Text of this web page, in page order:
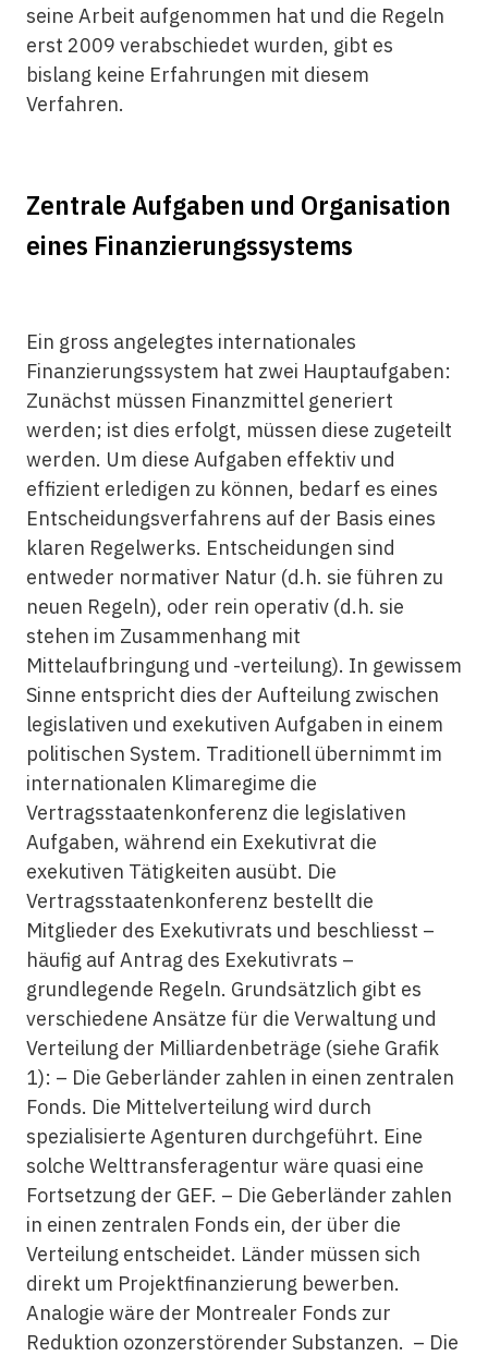
seine Arbeit aufgenommen hat und die Regeln
erst 2009 verabschiedet wurden, gibt es
bislang keine Erfahrungen mit diesem
Verfahren.
Zentrale Aufgaben und Organisation
eines Finanzierungssystems
Ein gross angelegtes internationales
Finanzierungssystem hat zwei Hauptaufgaben:
Zunächst müssen Finanzmittel generiert
werden; ist dies erfolgt, müssen diese zugeteilt
werden. Um diese Aufgaben effektiv und
effizient erledigen zu können, bedarf es eines
Entscheidungsverfahrens auf der Basis eines
klaren Regelwerks. Entscheidungen sind
entweder normativer Natur (d.h. sie führen zu
neuen Regeln), oder rein operativ (d.h. sie
stehen im Zusammenhang mit
Mittelaufbringung und -verteilung). In gewissem
Sinne entspricht dies der Aufteilung zwischen
legislativen und exekutiven Aufgaben in einem
politischen System. Traditionell übernimmt im
internationalen Klimaregime die
Vertragsstaatenkonferenz die legislativen
Aufgaben, während ein Exekutivrat die
exekutiven Tätigkeiten ausübt. Die
Vertragsstaatenkonferenz bestellt die
Mitglieder des Exekutivrats und beschliesst –
häufig auf Antrag des Exekutivrats –
grundlegende Regeln. Grundsätzlich gibt es
verschiedene Ansätze für die Verwaltung und
Verteilung der Milliardenbeträge (siehe Grafik
1): – Die Geberländer zahlen in einen zentralen
Fonds. Die Mittelverteilung wird durch
spezialisierte Agenturen durchgeführt. Eine
solche Welttransferagentur wäre quasi eine
Fortsetzung der GEF. – Die Geberländer zahlen
in einen zentralen Fonds ein, der über die
Verteilung entscheidet. Länder müssen sich
direkt um Projektfinanzierung bewerben.
Analogie wäre der Montrealer Fonds zur
Reduktion ozonzerstörender Substanzen. – Die